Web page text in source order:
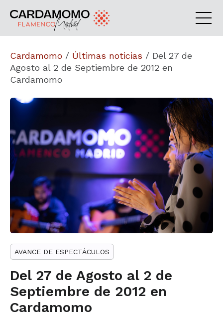
Cardamomo / Últimas noticias / Del 27 de
Agosto al 2 de Septiembre de 2012 en
Cardamomo
AVANCE DE ESPECTÁCULOS
Del 27 de Agosto al 2 de
Septiembre de 2012 en
Cardamomo